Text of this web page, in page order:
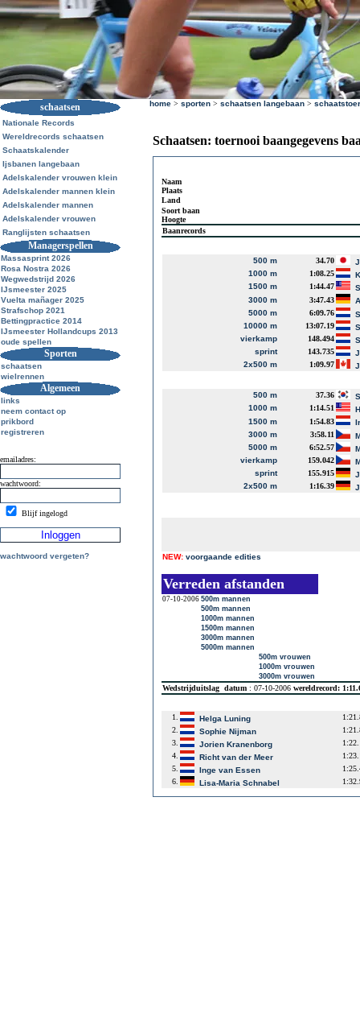
schaatsen
Nationale Records
Wereldrecords schaatsen
Schaatskalender
Ijsbanen langebaan
Adelskalender vrouwen klein
Adelskalender mannen klein
Adelskalender mannen
Adelskalender vrouwen
Ranglijsten schaatsen
Managerspellen
Massasprint 2026
Rosa Nostra 2026
Wegwedstrijd 2026
IJsmeester 2025
Vuelta mañager 2025
Strafschop 2021
Bettingpractice 2014
IJsmeester Hollandcups 2013
oude spellen
Sporten
schaatsen
wielrennen
Algemeen
links
neem contact op
prikbord
registreren
emailadres:
wachtwoord:
Blijf ingelogd
wachtwoord vergeten?
home > sporten > schaatsen langebaan >
Schaatsen: toernooi baangegevens
Naam
Plaats
Land
Soort baan
Hoogte
Baanrecords
500 m 34.70
1000 m
1:08.25
1500 m
1:44.47
3000 m
3:47.43
5000 m
6:09.76
10000 m
13:07.19
vierkamp
148.494
sprint
143.735
2x500 m
1:09.97
500 m 37.36
1000 m
1:14.51
1500 m
1:54.83
3000 m
3:58.11
5000 m
6:52.57
vierkamp
159.042
sprint
155.915
2x500 m
1:16.39
NEW: voorgaande edities
Verreden afstanden
07-10-2006 500m mannen
500m mannen
1000m mannen
1500m mannen
3000m mannen
5000m mannen
500m vrouwen
1000m vrouwen
3000m vrouwen
Wedstrijduitslag datum : 07-10-2006 wereldrecord:
1. Helga Luning
2.
Sophie Nijman
3.
Jorien Kranenborg
4.
Richt van der Meer
5.
Inge van Essen
6.
Lisa-Maria Schnabel